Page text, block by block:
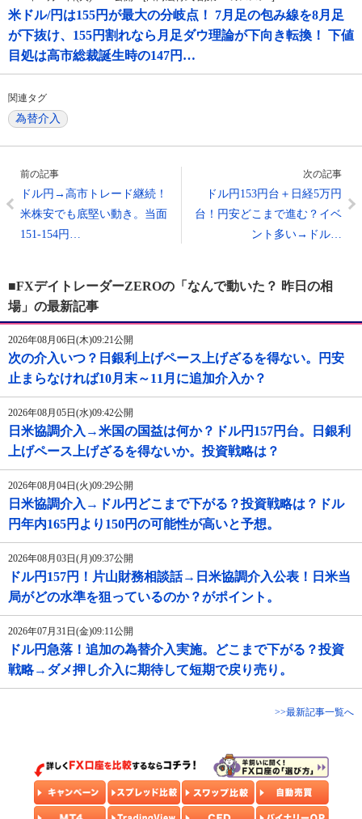
米ドル/円は155円が最大の分岐点！ 7月足の包み線を8月足
が下抜け、155円割れなら月足ダウ理論が下向き転換！ 下値
目処は高市総裁誕生時の147円…
関連タグ
為替介入
前の記事
ドル円→高市トレード継続！
米株安でも底堅い動き。当面
151-154円…
次の記事
ドル円153円台＋日経5万円
台！円安どこまで進む？イベ
ント多い→ドル…
■FXデイトレーダーZEROの「なんで動いた？ 昨日の相
場」の最新記事
2026年08月06日(木)09:21公開
次の介入いつ？日銀利上げペース上げざるを得ない。円安
止まらなければ10月末～11月に追加介入か？
2026年08月05日(水)09:42公開
日米協調介入→米国の国益は何か？ドル円157円台。日銀利
上げペース上げざるを得ないか。投資戦略は？
2026年08月04日(火)09:29公開
日米協調介入→ドル円どこまで下がる？投資戦略は？ドル
円年内165円より150円の可能性が高いと予想。
2026年08月03日(月)09:37公開
ドル円157円！片山財務相談話→日米協調介入公表！日米当
局がどの水準を狙っているのか？がポイント。
2026年07月31日(金)09:11公開
ドル円急落！追加の為替介入実施。どこまで下がる？投資
戦略→ダメ押し介入に期待して短期で戻り売り。
>>最新記事一覧へ